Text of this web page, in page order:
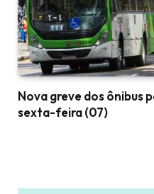
Nova greve dos ônibus
sexta-feira (07)